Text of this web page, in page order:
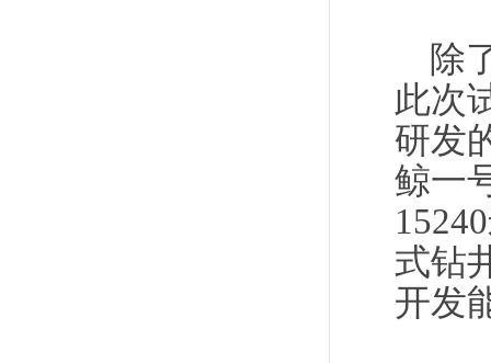
除
此次
研发
鲸一
式钻
开发